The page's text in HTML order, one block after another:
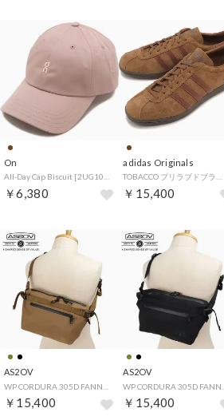
On
￥6,380
adidas Originals
￥15,400
AS2OV
￥15,400
AS2OV
￥15,400